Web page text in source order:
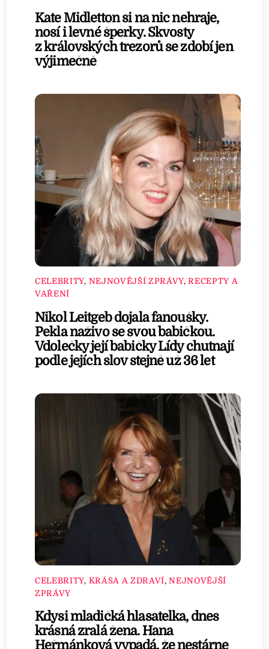
Kate Midletton si na nic nehraje,
nosí i levné šperky. Skvosty
z královských trezorů se zdobí jen
výjimečně
CELEBRITY, NEJNOVĚJŠÍ ZPRÁVY,RECEPTY A
VAŘENÍ
Nikol Leitgeb dojala fanoušky.
Pekla naživo se svou babičkou.
Vdolečky její babičky Lídy chutnají
podle jejích slov stejně už 36 let
CELEBRITY, KRÁSA A ZDRAVÍ,NEJNOVĚJŠÍ
ZPRÁVY
Kdysi mladičká hlasatelka, dnes
krásná zralá žena. Hana
Heřmánková vypadá, že nestárne